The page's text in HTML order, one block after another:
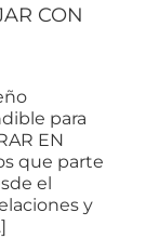
CON
para
EN
que parte
el
y